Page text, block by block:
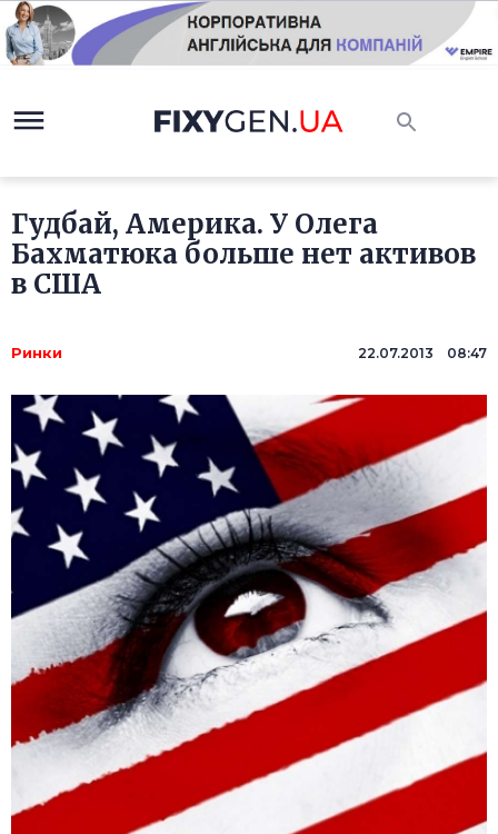
Гудбай, Америка. У Олега
Бахматюка больше нет активов
в США
Ринки 22.07.2013 08:47